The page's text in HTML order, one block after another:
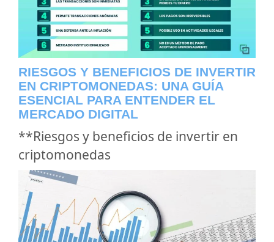
RIESGOS Y BENEFICIOS DE INVERTIR
EN CRIPTOMONEDAS: UNA GUÍA
ESENCIAL PARA ENTENDER EL
MERCADO DIGITAL
**Riesgos y beneficios de invertir en
criptomonedas